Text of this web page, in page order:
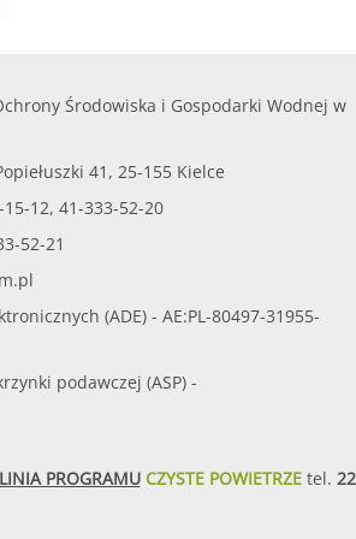
Środowiska i Gospodarki Wodnej w
41, 25-155 Kielce
12, 41-333-52-20
52-21
(ADE) - AE:PL-80497-31955-
podawczej (ASP) -
PROGRAMUCZYSTE POWIETRZEtel. 22